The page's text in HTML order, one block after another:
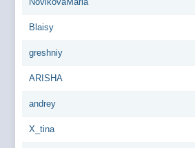
Blaisy
greshniy
ARISHA
andrey
X_tina